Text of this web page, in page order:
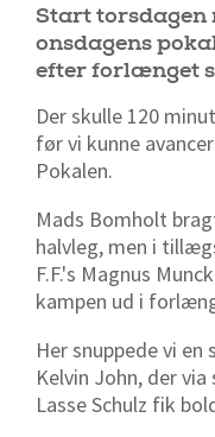
Start torsdagen
onsdagens
efter forlænget
Der skulle 120
før vi kunne
Pokalen.
Mads Bomholt
halvleg, men i
F.F.'s Magnus
kampen ud i
Her snuppede vi
Kelvin John, der
Lasse Schulz fik